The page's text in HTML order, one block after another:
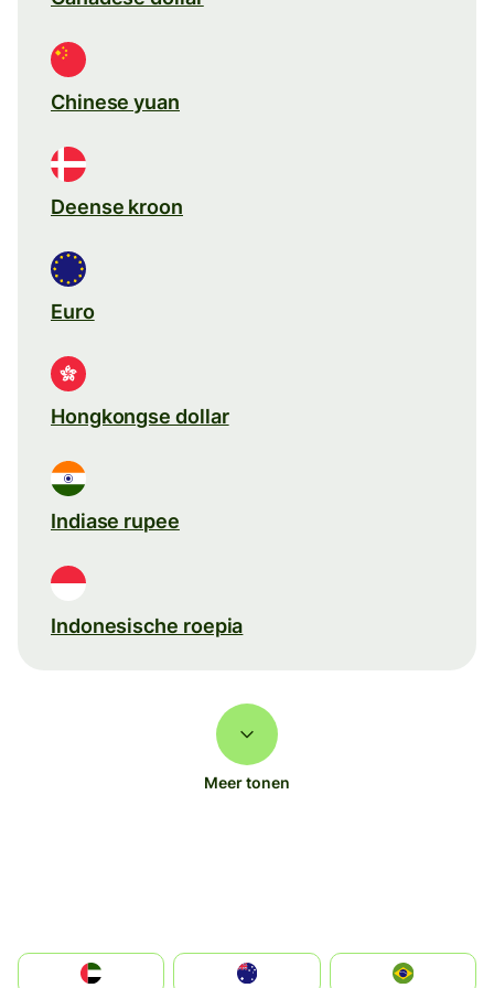
Chinese yuan
Deense kroon
Euro
Hongkongse dollar
Indiase rupee
Indonesische roepia
Meer tonen
الإمارات العربية المتحدة